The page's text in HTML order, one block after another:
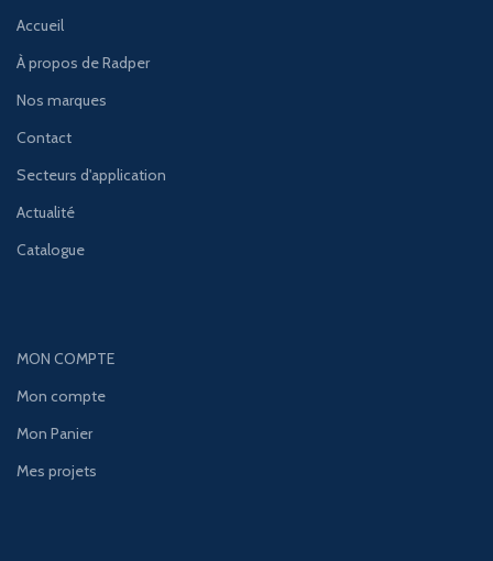
Accueil
À propos de Radper
Nos marques
Contact
Secteurs d'application
Actualité
Catalogue
MON COMPTE
Mon compte
Mon Panier
Mes projets